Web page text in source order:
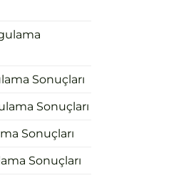
Sonuçları
Sonuçları
Sonuçları
Sonuçları